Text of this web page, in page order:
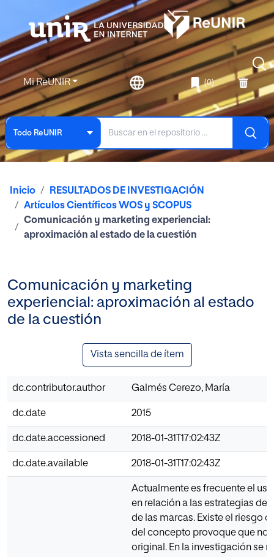
Mi ReUNIR (0)
Todo ReUNIR
Inicio
RESULTADOS DE INVESTIGACIÓN
Artículos Científicos WOS y SCOPUS
Comunicación y marketing experiencial:
aproximación al estado de la cuestión
Comunicación y marketing
experiencial: aproximación al estado
de la cuestión
Vista sencilla de ítem
dc.contributor.author Galmés Cerezo, María
dc.date 2015
dc.date.accessioned 2018-01-31T17:02:43Z
dc.date.available 2018-01-31T17:02:43Z
Actualmente es frecuente el
en relación a las estrategias
de las marcas. Existe el riesgo
del concepto provoque que no
original. En la investigación se